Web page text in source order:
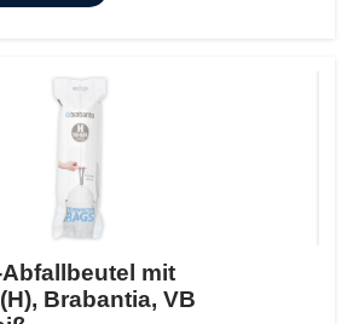
mit
Brabantia, VB